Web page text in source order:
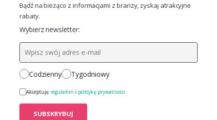
Bądź na bieżąco z informacjami z branży, zyskaj atrakcyjne
rabaty.
Wybierz newsletter:
Codzienny Tygodniowy
Akceptuję regulamin i politykę prywatności